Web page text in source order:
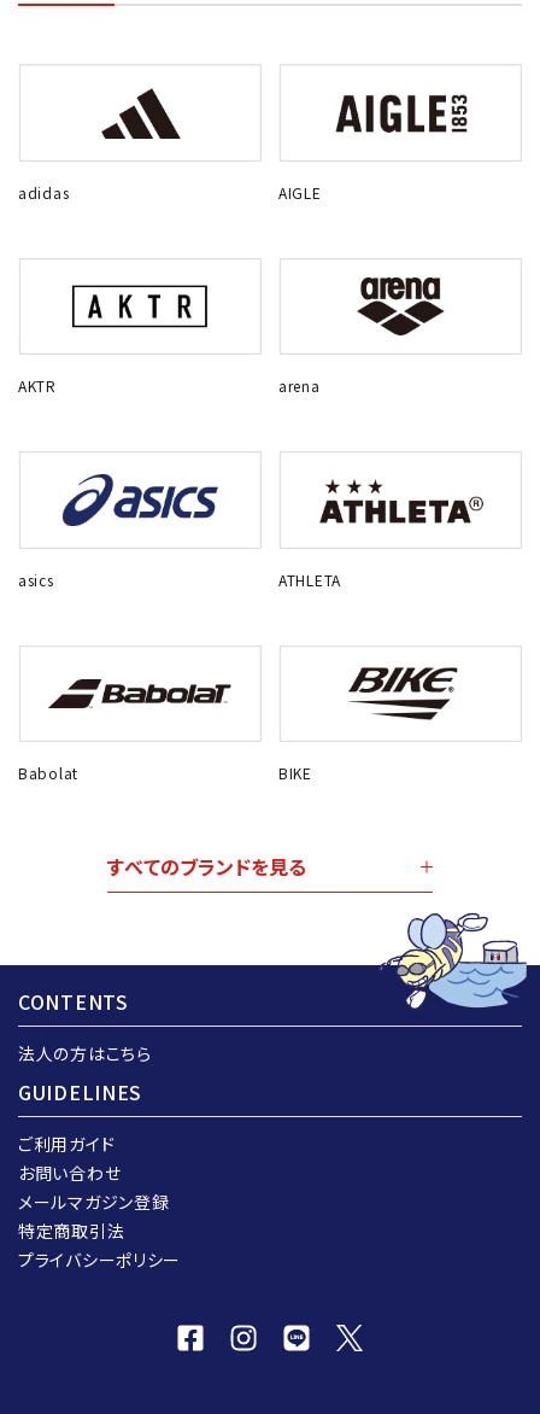
adidas AIGLE
AKTR arena
asics ATHLETA
Babolat BIKE
すべてのブランドを見る
CONTENTS
法人の方はこちら
GUIDELINES
ご利用ガイド
お問い合わせ
メールマガジン登録
特定商取引法
プライバシーポリシー